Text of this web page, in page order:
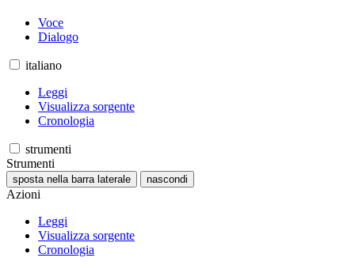
Voce
Dialogo
italiano
Leggi
Visualizza sorgente
Cronologia
strumenti
Strumenti
sposta nella barra laterale nascondi
Azioni
Leggi
Visualizza sorgente
Cronologia